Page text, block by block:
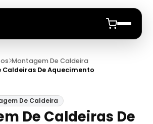
Montagem De Caldeira
Caldeiras De Aquecimento
De Caldeira
De Caldeiras De